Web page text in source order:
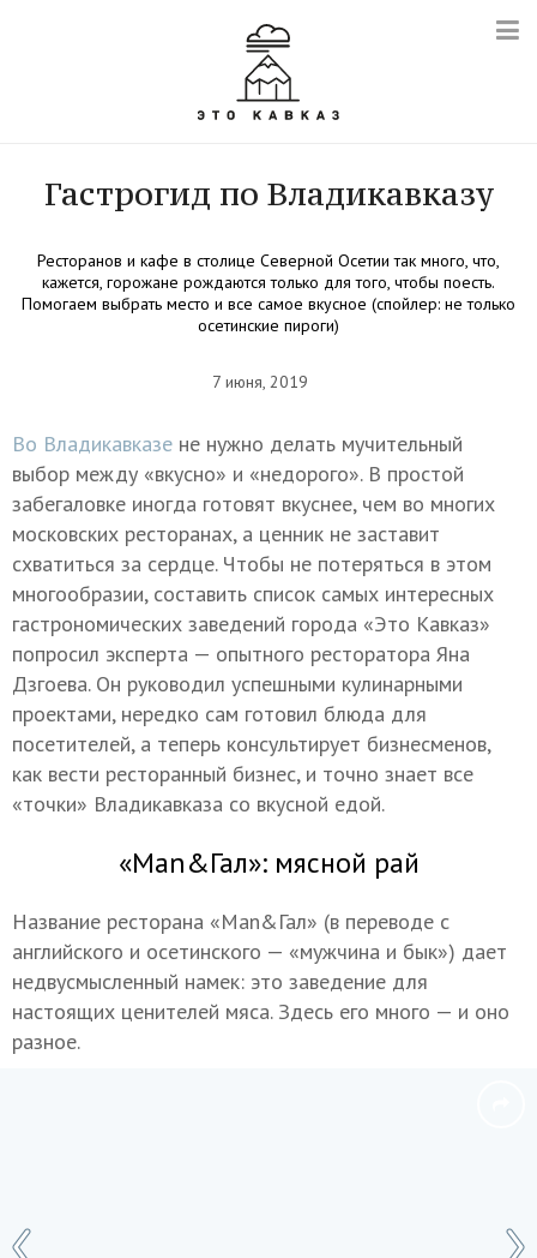
Гастрогид по Владикавказу
Ресторанов и кафе в столице Северной Осетии так много, что,
кажется, горожане рождаются только для того, чтобы поесть.
Помогаем выбрать место и все самое вкусное (спойлер: не только
осетинские пироги)
7 июня, 2019
Во Владикавказе не нужно делать мучительный
выбор между «вкусно» и «недорого». В простой
забегаловке иногда готовят вкуснее, чем во многих
московских ресторанах, а ценник не заставит
схватиться за сердце. Чтобы не потеряться в этом
многообразии, составить список самых интересных
гастрономических заведений города «Это Кавказ»
попросил эксперта — опытного ресторатора Яна
Дзгоева. Он руководил успешными кулинарными
проектами, нередко сам готовил блюда для
посетителей, а теперь консультирует бизнесменов,
как вести ресторанный бизнес, и точно знает все
«точки» Владикавказа со вкусной едой.
«Man&Гал»: мясной рай
Название ресторана «Man&Гал» (в переводе с
английского и осетинского — «мужчина и бык») дает
недвусмысленный намек: это заведение для
настоящих ценителей мяса. Здесь его много — и оно
разное.